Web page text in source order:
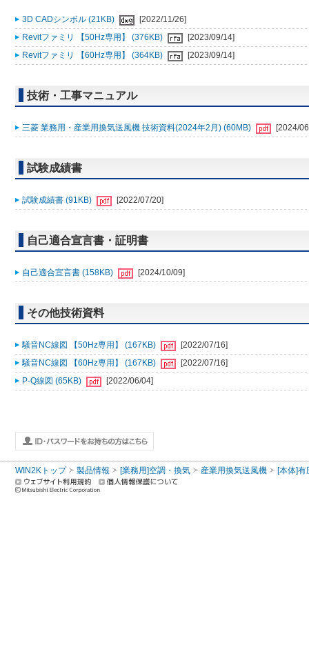
3D CADシンボル (21KB)
[2022/11/26]
Revitファミリ 【50Hz専用】 (376KB)
[2023/09/14]
Revitファミリ 【60Hz専用】 (364KB)
[2023/09/14]
技術・工事マニュアル
三菱 業務用・産業用換気送風機 技術資料(2024年2月) (60MB) [2024/
試験成績書
試験成績書 (91KB) [2022/07/20]
自己適合宣言書・証明書
自己適合宣言書 (158KB) [2024/10/09]
その他技術資料
騒音NC線図 【50Hz専用】 (167KB)
[2022/07/16]
騒音NC線図 【60Hz専用】 (167KB)
[2022/07/16]
P-Q線図 (65KB)
[2022/06/04]
WIN2Kトップ 製品情報 [業務用]空調・換気 産業用換気送風機 [本体]有